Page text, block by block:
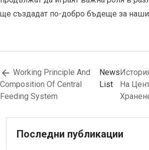
Последни публикации
ще създадат по-добро бъдеще за
Working Principle And
Composition Of Central
Feeding System
News
List
На